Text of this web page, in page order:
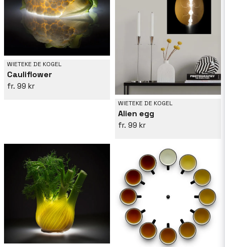
WIETEKE DE KOGEL
Cauliflower
99 kr
WIETEKE DE KOGEL
Alien egg
99 kr